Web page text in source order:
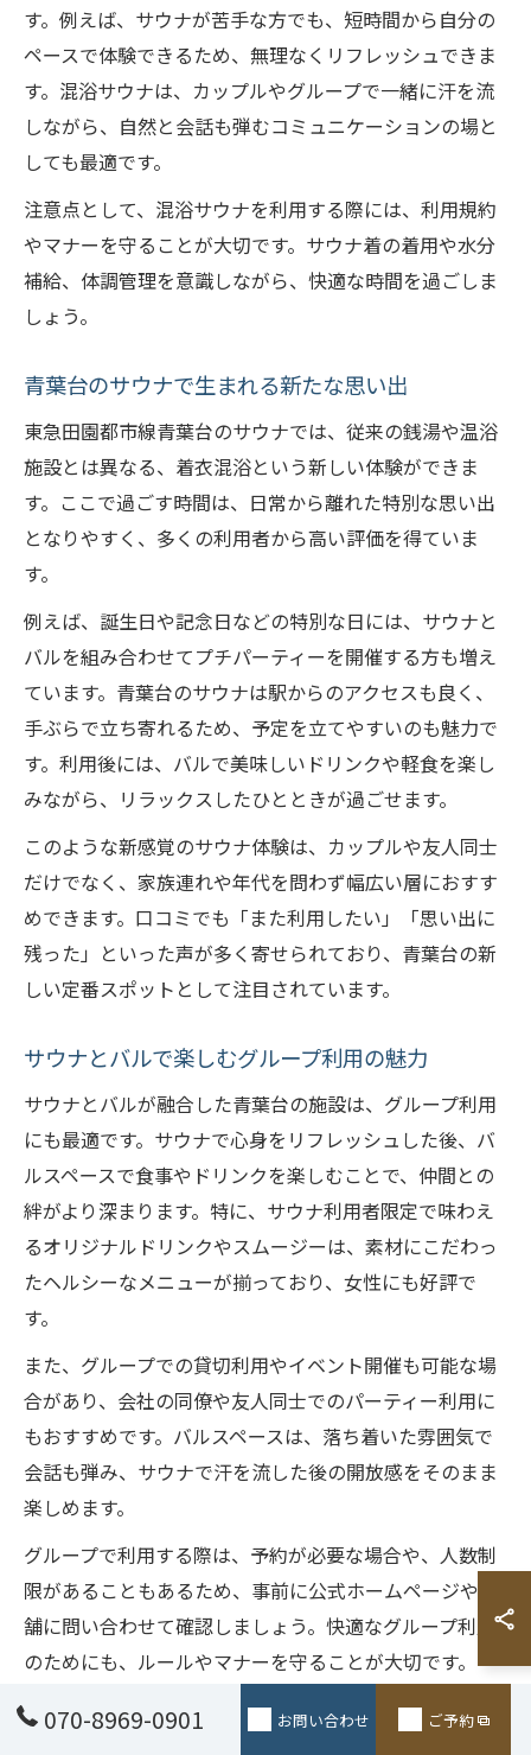
す。例えば、サウナが苦手な方でも、短時間から自分の
ペースで体験できるため、無理なくリフレッシュできま
す。混浴サウナは、カップルやグループで一緒に汗を流
しながら、自然と会話も弾むコミュニケーションの場と
しても最適です。
注意点として、混浴サウナを利用する際には、利用規約
やマナーを守ることが大切です。サウナ着の着用や水分
補給、体調管理を意識しながら、快適な時間を過ごしま
しょう。
青葉台のサウナで生まれる新たな思い出
東急田園都市線青葉台のサウナでは、従来の銭湯や温浴
施設とは異なる、着衣混浴という新しい体験ができま
す。ここで過ごす時間は、日常から離れた特別な思い出
となりやすく、多くの利用者から高い評価を得ていま
す。
例えば、誕生日や記念日などの特別な日には、サウナと
バルを組み合わせてプチパーティーを開催する方も増え
ています。青葉台のサウナは駅からのアクセスも良く、
手ぶらで立ち寄れるため、予定を立てやすいのも魅力で
す。利用後には、バルで美味しいドリンクや軽食を楽し
みながら、リラックスしたひとときが過ごせます。
このような新感覚のサウナ体験は、カップルや友人同士
だけでなく、家族連れや年代を問わず幅広い層におすす
めできます。口コミでも「また利用したい」「思い出に
残った」といった声が多く寄せられており、青葉台の新
しい定番スポットとして注目されています。
サウナとバルで楽しむグループ利用の魅力
サウナとバルが融合した青葉台の施設は、グループ利用
にも最適です。サウナで心身をリフレッシュした後、バ
ルスペースで食事やドリンクを楽しむことで、仲間との
絆がより深まります。特に、サウナ利用者限定で味わえ
るオリジナルドリンクやスムージーは、素材にこだわっ
たヘルシーなメニューが揃っており、女性にも好評で
す。
また、グループでの貸切利用やイベント開催も可能な場
合があり、会社の同僚や友人同士でのパーティー利用に
もおすすめです。バルスペースは、落ち着いた雰囲気で
会話も弾み、サウナで汗を流した後の開放感をそのまま
楽しめます。
グループで利用する際は、予約が必要な場合や、人数制
限があることもあるため、事前に公式ホームページや店
舗に問い合わせて確認しましょう。快適なグループ利用
のためにも、ルールやマナーを守ることが大切です。
サウナ好き同士で語り合える空間の工夫
070-8969-0901 お問い合わせ ご予約